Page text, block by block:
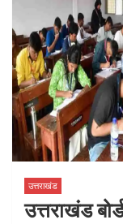
उत्तराखंड
उत्तराखंड